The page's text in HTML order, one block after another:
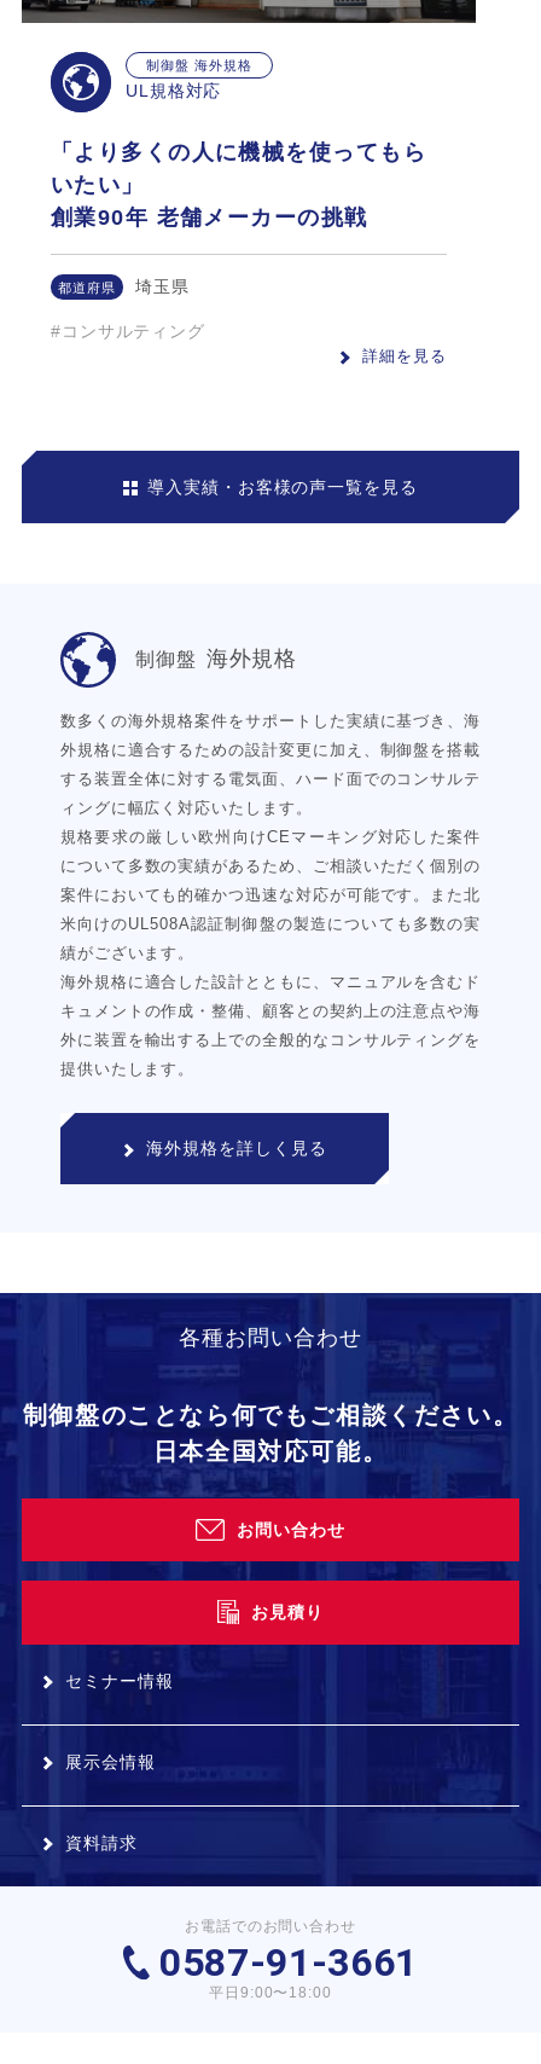
制御盤 海外規格
UL規格対応
「より多くの人に機械を使ってもら
いたい」
創業90年 老舗メーカーの挑戦
都道府県 埼玉県
#コンサルティング
詳細を見る
導入実績・お客様の声一覧を見る
制御盤 海外規格
数多くの海外規格案件をサポートした実績に基づき、海
外規格に適合するための設計変更に加え、制御盤を搭載
する装置全体に対する電気面、ハード面でのコンサルテ
ィングに幅広く対応いたします。
規格要求の厳しい欧州向けCEマーキング対応した案件
について多数の実績があるため、ご相談いただく個別の
案件においても的確かつ迅速な対応が可能です。また北
米向けのUL508A認証制御盤の製造についても多数の実
績がございます。
海外規格に適合した設計とともに、マニュアルを含むド
キュメントの作成・整備、顧客との契約上の注意点や海
外に装置を輸出する上での全般的なコンサルティングを
提供いたします。
海外規格を詳しく見る
各種お問い合わせ
制御盤のことなら何でもご相談ください。
日本全国対応可能。
お問い合わせ
お見積り
セミナー情報
展示会情報
資料請求
お電話でのお問い合わせ
0587-91-3661
平日9:00〜18:00